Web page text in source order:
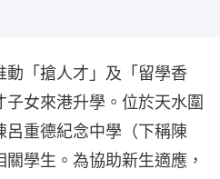
動「搶人才」及「留學香
女來港升學。位於天水圍
呂重德紀念中學（下稱陳
學生。為協助新生適應，